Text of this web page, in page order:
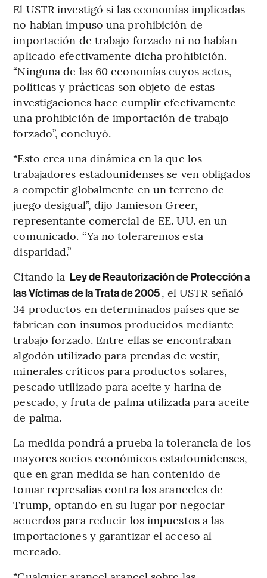
El USTR investigó si las economías implicadas
no habían impuso una prohibición de
importación de trabajo forzado ni no habían
aplicado efectivamente dicha prohibición.
“Ninguna de las 60 economías cuyos actos,
políticas y prácticas son objeto de estas
investigaciones hace cumplir efectivamente
una prohibición de importación de trabajo
forzado”, concluyó.
“Esto crea una dinámica en la que los
trabajadores estadounidenses se ven obligados
a competir globalmente en un terreno de
juego desigual”, dijo Jamieson Greer,
representante comercial de EE. UU. en un
comunicado. “Ya no toleraremos esta
disparidad.”
Citando la Ley de Reautorización de Protección a
las Víctimas de la Trata de 2005, el USTR señaló
34 productos en determinados países que se
fabrican con insumos producidos mediante
trabajo forzado. Entre ellas se encontraban
algodón utilizado para prendas de vestir,
minerales críticos para productos solares,
pescado utilizado para aceite y harina de
pescado, y fruta de palma utilizada para aceite
de palma.
La medida pondrá a prueba la tolerancia de los
mayores socios económicos estadounidenses,
que en gran medida se han contenido de
tomar represalias contra los aranceles de
Trump, optando en su lugar por negociar
acuerdos para reducir los impuestos a las
importaciones y garantizar el acceso al
mercado.